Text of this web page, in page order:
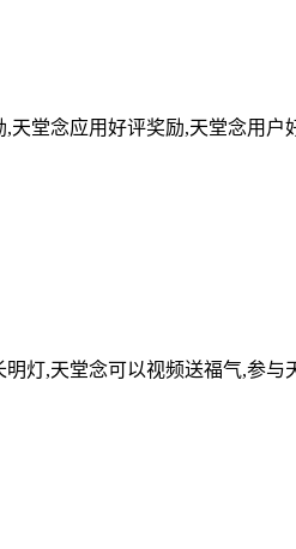
堂念应用好评奖励,天堂念用户
灯,天堂念可以视频送福气,参